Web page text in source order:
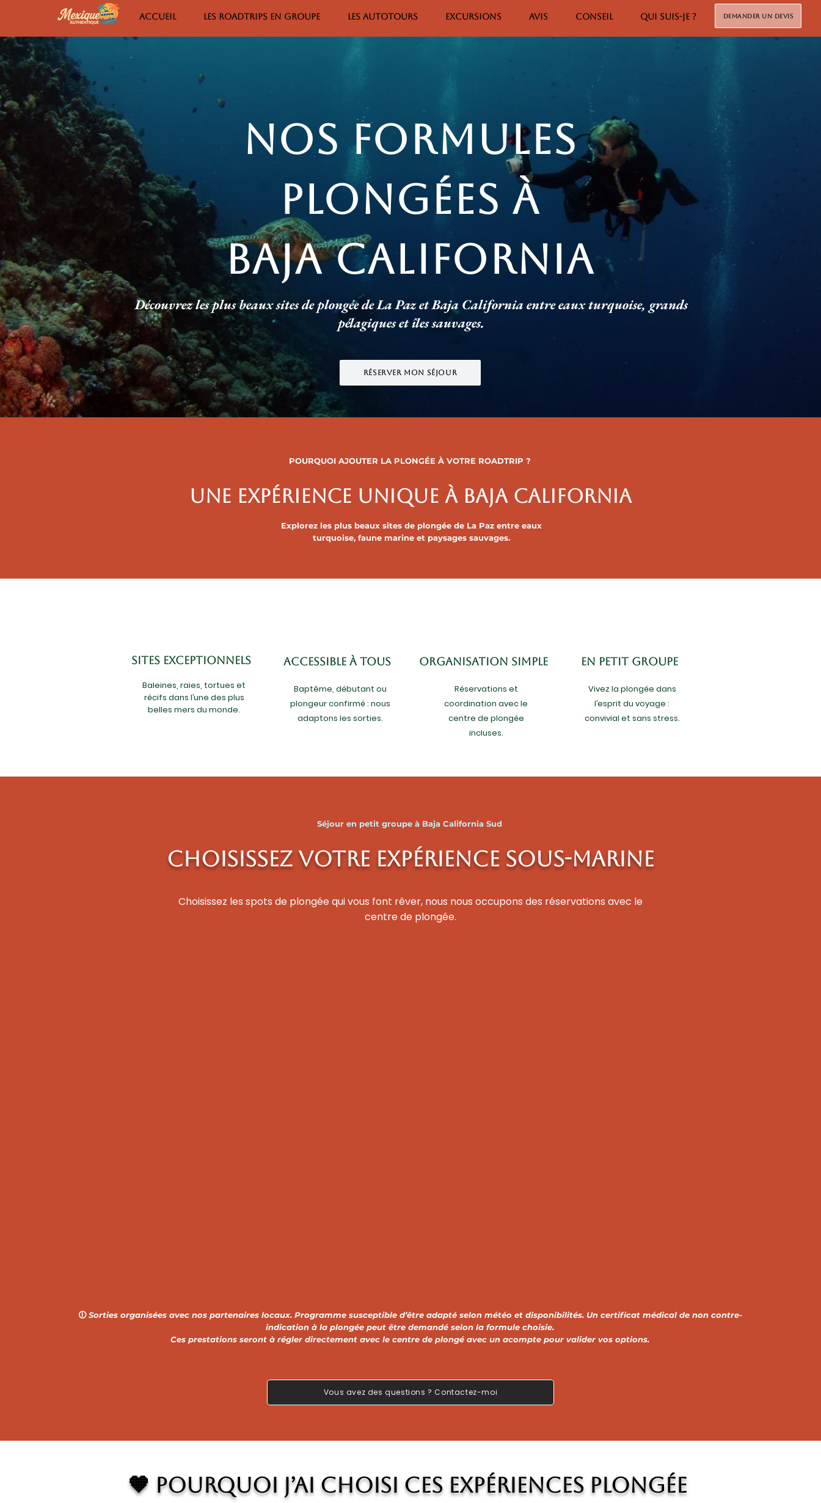
ACCUEIL LES ROADTRIPS EN GROUPE LES AUTOTOURS EXCURSIONS AVIS CONSEIL QUI SUIS-JE ? Demander un devis
nos formules
plongées à
baja california
Découvrez les plus beaux sites de plongée de La Paz et Baja California entre eaux turquoise, grands
pélagiques et îles sauvages.
Réserver mon séjour
POURQUOI AJOUTER LA PLONGÉE À VOTRE ROADTRIP ?
UNE EXPÉRIENCE UNIQUE à BAJA CALIFORNIA
Explorez les plus beaux sites de plongée de La Paz entre eaux
turquoise, faune marine et paysages sauvages.
Sites exceptionnels
Baleines, raies, tortues et
récifs dans l’une des plus
belles mers du monde.
ACCESSIBLE à tous
Baptême, débutant ou
plongeur confirmé : nous
adaptons les sorties.
ORGANISATION SIMPLe
Réservations et
coordination avec le
centre de plongée
incluses.
En petit groupe
Vivez la plongée dans
l’esprit du voyage :
convivial et sans stress.
Séjour en petit groupe à Baja California Sud
CHOISISSEZ VOTRE EXPÉRIENCE SOUS-MARINE
Choisissez les spots de plongée qui vous font rêver, nous nous occupons des réservations avec le
centre de plongée.
🛈Sorties organisées avec nos partenaires locaux. Programme susceptible d’être adapté selon météo et disponibilités. Un certificat médical de non contre-
indication à la plongée peut être demandé selon la formule choisie.
Ces prestations seront à régler directement avec le centre de plongé avec un acompte pour valider vos options.
Vous avez des questions ? Contactez-moi
🧡 Pourquoi j’ai choisi ces expériences plongée